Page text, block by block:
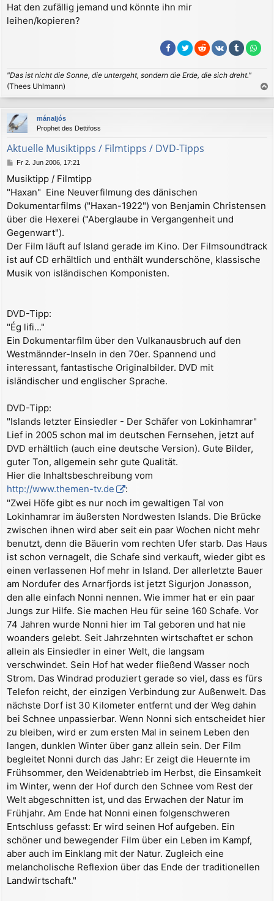
a
g
Hat den zufällig jemand und könnte ihn mir
leihen/kopieren?
"Das ist nicht die Sonne, die untergeht, sondern die Erde, die sich dreht."
(Thees Uhlmann)
a
c
mánaljós
Prophet des Dettifoss
Aktuelle Musiktipps / Filmtipps / DVD-Tipps
B
i
t
a
g
Fr 2. Jun 2006, 17:21
Musiktipp / Filmtipp
"Haxan"  Eine Neuverfilmung des dänischen
Dokumentarfilms ("Haxan-1922") von Benjamin Christensen
über die Hexerei ("Aberglaube in Vergangenheit und
Gegenwart").
Der Film läuft auf Island gerade im Kino. Der Filmsoundtrack
ist auf CD erhältlich und enthält wunderschöne, klassische
Musik von isländischen Komponisten.
DVD-Tipp:
"Ég lifi..."
Ein Dokumentarfilm über den Vulkanausbruch auf den
Westmännder-Inseln in den 70er. Spannend und
interessant, fantastische Originalbilder. DVD mit
isländischer und englischer Sprache.
DVD-Tipp:
"Islands letzter Einsiedler - Der Schäfer von Lokinhamrar"
Lief in 2005 schon mal im deutschen Fernsehen, jetzt auf
DVD erhältlich (auch eine deutsche Version). Gute Bilder,
guter Ton, allgemein sehr gute Qualität.
Hier die Inhaltsbeschreibung vom
http://www.themen-tv.de
:
"Zwei Höfe gibt es nur noch im gewaltigen Tal von
Lokinhamrar im äußersten Nordwesten Islands. Die Brücke
zwischen ihnen wird aber seit ein paar Wochen nicht mehr
benutzt, denn die Bäuerin vom rechten Ufer starb. Das Haus
ist schon vernagelt, die Schafe sind verkauft, wieder gibt es
einen verlassenen Hof mehr in Island. Der allerletzte Bauer
am Nordufer des Arnarfjords ist jetzt Sigurjon Jonasson,
den alle einfach Nonni nennen. Wie immer hat er ein paar
Jungs zur Hilfe. Sie machen Heu für seine 160 Schafe. Vor
74 Jahren wurde Nonni hier im Tal geboren und hat nie
woanders gelebt. Seit Jahrzehnten wirtschaftet er schon
allein als Einsiedler in einer Welt, die langsam
verschwindet. Sein Hof hat weder fließend Wasser noch
Strom. Das Windrad produziert gerade so viel, dass es fürs
Telefon reicht, der einzigen Verbindung zur Außenwelt. Das
nächste Dorf ist 30 Kilometer entfernt und der Weg dahin
bei Schnee unpassierbar. Wenn Nonni sich entscheidet hier
zu bleiben, wird er zum ersten Mal in seinem Leben den
langen, dunklen Winter über ganz allein sein. Der Film
begleitet Nonni durch das Jahr: Er zeigt die Heuernte im
Frühsommer, den Weidenabtrieb im Herbst, die Einsamkeit
im Winter, wenn der Hof durch den Schnee vom Rest der
Welt abgeschnitten ist, und das Erwachen der Natur im
Frühjahr. Am Ende hat Nonni einen folgenschweren
Entschluss gefasst: Er wird seinen Hof aufgeben. Ein
schöner und bewegender Film über ein Leben im Kampf,
aber auch im Einklang mit der Natur. Zugleich eine
melancholische Reflexion über das Ende der traditionellen
Landwirtschaft."